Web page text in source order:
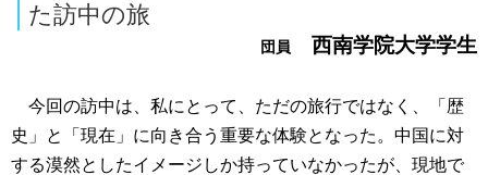
た訪中の旅
団員 西南学院大学学生
今回の訪中は、私にとって、ただの旅行ではなく、「歴
史」と「現在」に向き合う重要な体験となった。中国に対
する漠然としたイメージしか持っていなかったが、現地で